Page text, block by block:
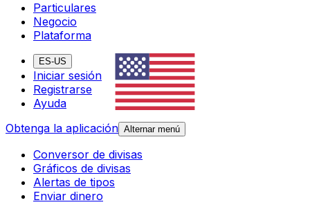
Particulares
Negocio
Plataforma
ES-US
Iniciar sesión
Registrarse
Ayuda
Obtenga la aplicación Alternar menú
Conversor de divisas
Gráficos de divisas
Alertas de tipos
Enviar dinero